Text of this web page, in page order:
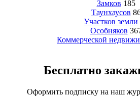
Замков 185
Таунхаусов
Участков земли
Особняков
Коммерческой
Бесплатно
Оформить подписку на наш